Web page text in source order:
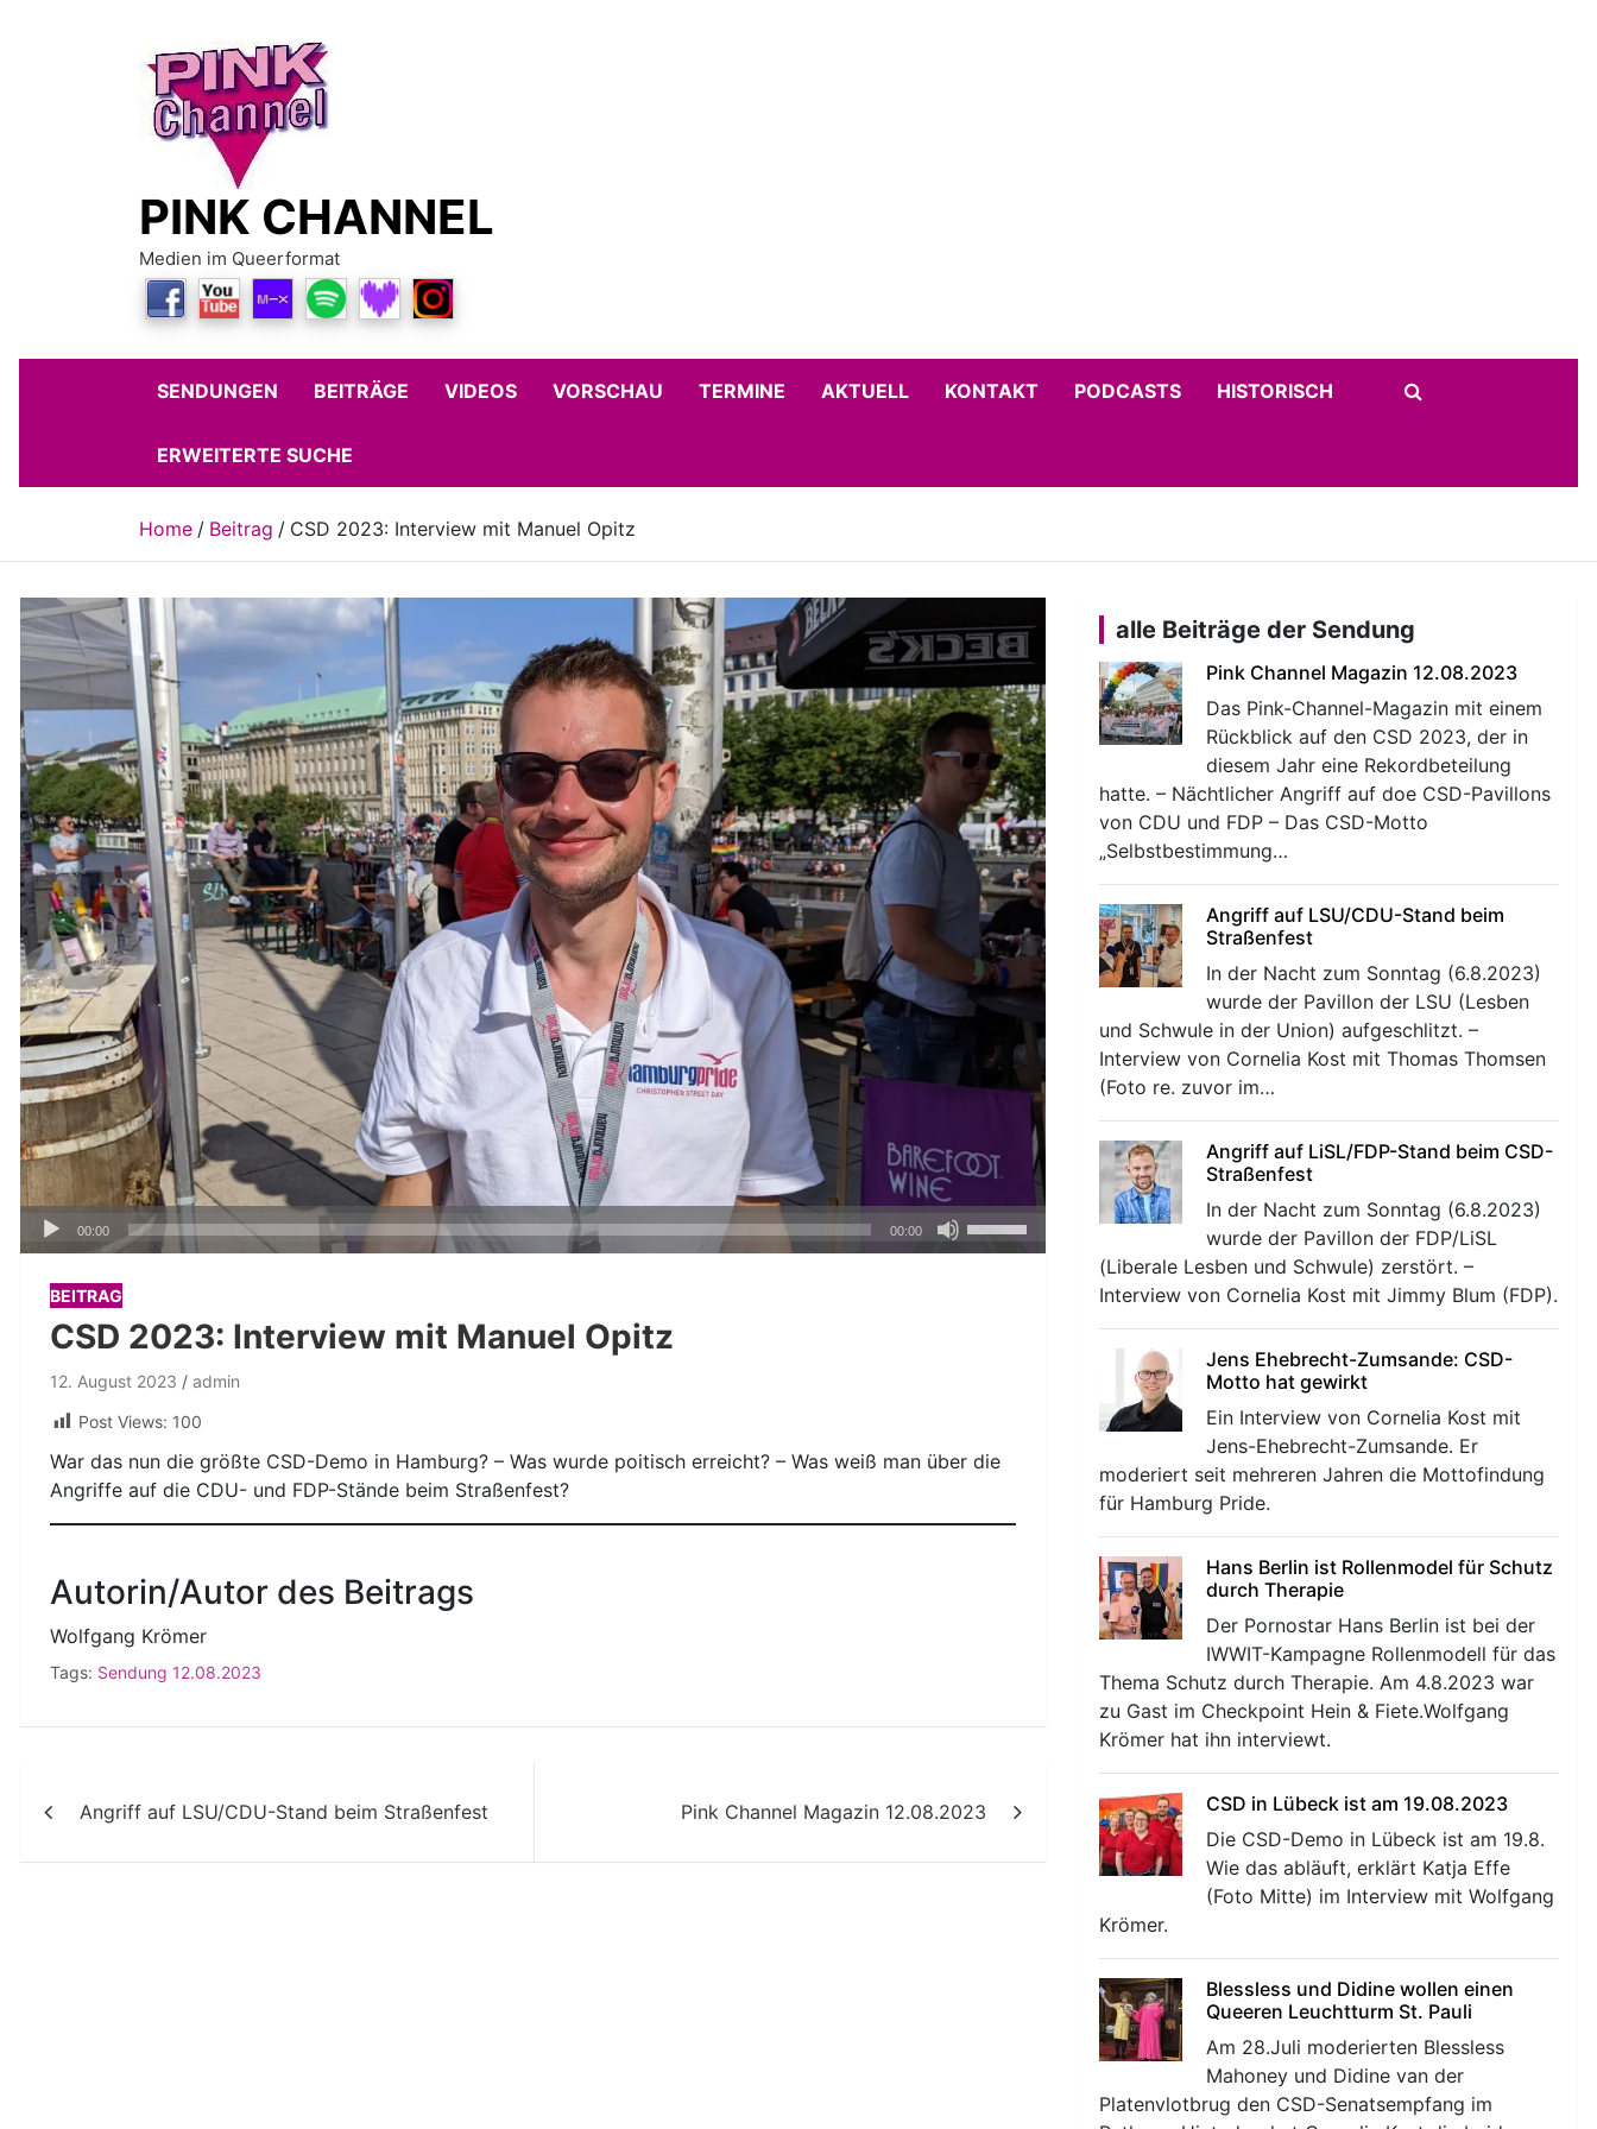
PINK CHANNEL
Medien im Queerformat
SENDUNGEN BEITRÄGE VIDEOS VORSCHAU TERMINE AKTUELL KONTAKT PODCASTS HISTORISCH
ERWEITERTE SUCHE
Home Beitrag CSD 2023: Interview mit Manuel Opitz
Audio-
00:00 00:00
Pfeiltasten
Hoch/Runter
BEITRAG
CSD 2023: Interview mit Manuel Opitz
12. August 2023
admin
Post Views: 100
War das nun die größte CSD-Demo in Hamburg? – Was wurde poitisch erreicht? – Was weiß man über die
Angriffe auf die CDU- und FDP-Stände beim Straßenfest?
Autorin/Autor des Beitrags
Wolfgang Krömer
Tags: Sendung 12.08.2023
Angriff auf LSU/CDU-Stand beim Straßenfest Pink Channel Magazin 12.08.2023
alle Beiträge der Sendung
Pink Channel Magazin 12.08.2023
Das Pink-Channel-Magazin mit einem
Rückblick auf den CSD 2023, der in
diesem Jahr eine Rekordbeteilung
hatte. – Nächtlicher Angriff auf doe CSD-Pavillons
von CDU und FDP – Das CSD-Motto
„Selbstbestimmung…
Angriff auf LSU/CDU-Stand beim
Straßenfest
In der Nacht zum Sonntag (6.8.2023)
wurde der Pavillon der LSU (Lesben
und Schwule in der Union) aufgeschlitzt. –
Interview von Cornelia Kost mit Thomas Thomsen
(Foto re. zuvor im…
Angriff auf LiSL/FDP-Stand beim CSD-
Straßenfest
In der Nacht zum Sonntag (6.8.2023)
wurde der Pavillon der FDP/LiSL
(Liberale Lesben und Schwule) zerstört. –
Interview von Cornelia Kost mit Jimmy Blum (FDP).
Jens Ehebrecht-Zumsande: CSD-
Motto hat gewirkt
Ein Interview von Cornelia Kost mit
Jens-Ehebrecht-Zumsande. Er
moderiert seit mehreren Jahren die Mottofindung
für Hamburg Pride.
Hans Berlin ist Rollenmodel für Schutz
durch Therapie
Der Pornostar Hans Berlin ist bei der
IWWIT-Kampagne Rollenmodell für das
Thema Schutz durch Therapie. Am 4.8.2023 war
zu Gast im Checkpoint Hein & Fiete.Wolfgang
Krömer hat ihn interviewt.
CSD in Lübeck ist am 19.08.2023
Die CSD-Demo in Lübeck ist am 19.8.
Wie das abläuft, erklärt Katja Effe
(Foto Mitte) im Interview mit Wolfgang
Krömer.
Blessless und Didine wollen einen
Queeren Leuchtturm St. Pauli
Am 28.Juli moderierten Blessless
Mahoney und Didine van der
Platenvlotbrug den CSD-Senatsempfang im